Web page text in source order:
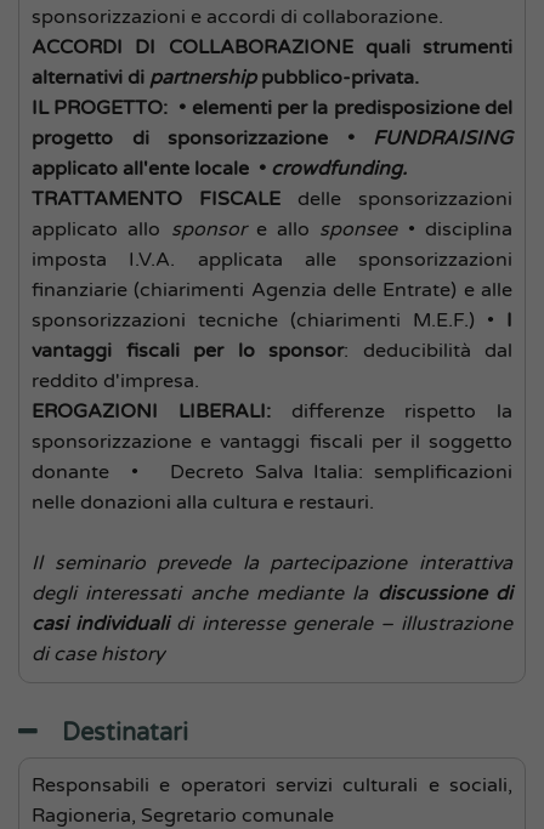
sponsorizzazioni e accordi di collaborazione.
ACCORDI DI COLLABORAZIONE quali strumenti
alternativi di partnershippubblico-privata.
IL PROGETTO: • elementi per la predisposizione del
progetto di sponsorizzazione • FUNDRAISING
applicato all'ente locale • crowdfunding.
TRATTAMENTO FISCALE delle sponsorizzazioni
applicato allo sponsore allo sponsee• disciplina
imposta I.V.A. applicata alle sponsorizzazioni
finanziarie (chiarimenti Agenzia delle Entrate) e alle
sponsorizzazioni tecniche (chiarimenti M.E.F.) • I
vantaggi fiscali per lo sponsor: deducibilità dal
reddito d'impresa.
EROGAZIONI LIBERALI: differenze rispetto la
sponsorizzazione e vantaggi fiscali per il soggetto
donante
• Decreto Salva Italia: semplificazioni
nelle donazioni alla cultura e restauri.
Il seminario prevede la partecipazione interattiva
degli interessati anche mediante la discussione di
casi individualidi interesse generale – illustrazione
di case history
Destinatari
Responsabili e operatori servizi culturali e sociali,
Ragioneria, Segretario comunale